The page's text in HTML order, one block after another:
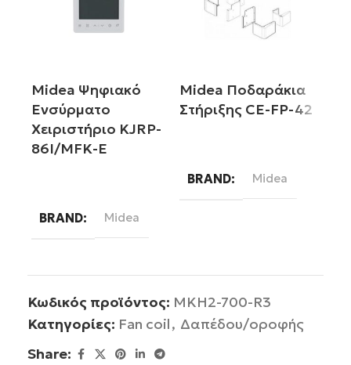
Midea Ψηφιακό
Eνσύρματο
Xειριστήριο KJRP-
86I/MFK-E
BRAND Midea
Midea Ποδαράκια
Στήριξης CE-FP-42
BRAND Midea
Κωδικός προϊόντος: MKH2-700-R3
Κατηγορίες: Fan coil, Δαπέδου/οροφής
Share: